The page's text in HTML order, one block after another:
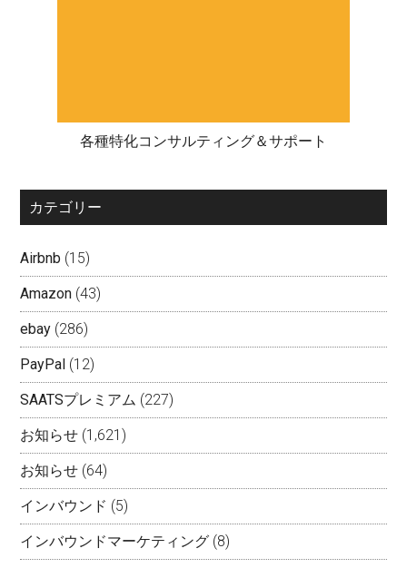
各種特化コンサルティング＆サポート
カテゴリー
Airbnb (15)
Amazon (43)
ebay (286)
PayPal (12)
SAATSプレミアム (227)
お知らせ (1,621)
お知らせ (64)
インバウンド (5)
インバウンドマーケティング (8)